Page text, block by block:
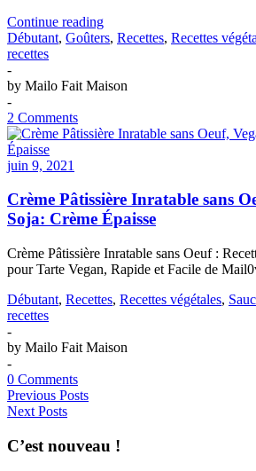
Continue readingGâteau
au
Vegan
Soja)
Débutant, Goûters, Recettes, Recettes
recettes
-
by Mailo Fait Maison
-
2 Comments
juin 9, 2021
Crème Pâtissière Inratable sans
Soja: Crème Épaisse
Crème Pâtissière Inratable sans Oeuf :
pour Tarte Vegan, Rapide et Facile de
Débutant, Recettes, Recettes végétales,
recettes
-
by Mailo Fait Maison
-
0 Comments
Previous Posts
Next Posts
C’est nouveau !